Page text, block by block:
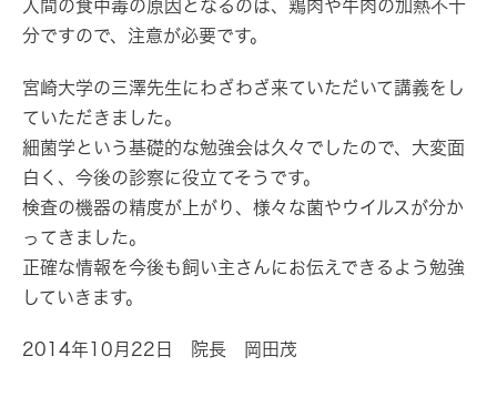
人間の食中毒の原因となるのは、鶏肉や牛肉の加熱不十
分ですので、注意が必要です。
宮崎大学の三澤先生にわざわざ来ていただいて講義をし
ていただきました。
細菌学という基礎的な勉強会は久々でしたので、大変面
白く、今後の診察に役立てそうです。
検査の機器の精度が上がり、様々な菌やウイルスが分か
ってきました。
正確な情報を今後も飼い主さんにお伝えできるよう勉強
していきます。
2014年10月22日 院長 岡田茂